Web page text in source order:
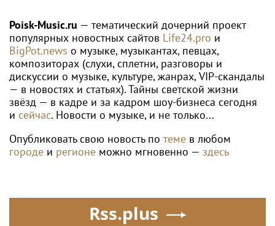
анорексией и помощи
Тимати
Poisk-Music.ru — тематический дочерний проект
популярных новостных сайтов Life24.pro и
BigPot.news о музыке, музыкантах, певцах,
композиторах (слухи, сплетни, разговоры и
дискуссии о музыке, культуре, жанрах, VIP-скандалы
— в новостях и статьях). Тайны светской жизни
звёзд — в кадре и за кадром шоу-бизнеса сегодня
и сейчас. Новости о музыке, и не только...
Опубликовать свою новость по теме в любом
городе и регионе можно мгновенно — здесь
Rss.plus